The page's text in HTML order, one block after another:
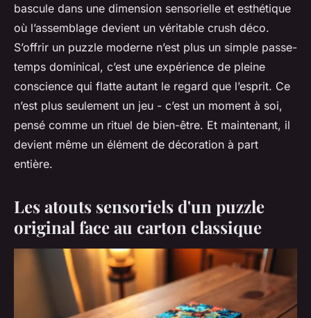
bascule dans une dimension sensorielle et esthétique
où l’assemblage devient un véritable crush déco.
S’offrir un puzzle moderne n’est plus un simple passe-
temps dominical, c’est une expérience de pleine
conscience qui flatte autant le regard que l’esprit. Ce
n’est plus seulement un jeu - c’est un moment à soi,
pensé comme un rituel de bien-être. Et maintenant, il
devient même un élément de décoration à part
entière.
Les atouts sensoriels d'un puzzle
original face au carton classique